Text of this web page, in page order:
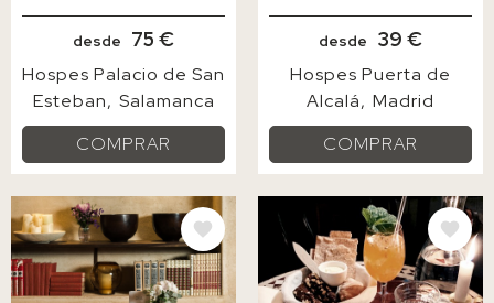
desde 75 €
Hospes Palacio de San
Esteban
Salamanca
COMPRAR
desde 39 €
Hospes Puerta de
Alcalá
Madrid
COMPRAR
IMAGE IMAGE